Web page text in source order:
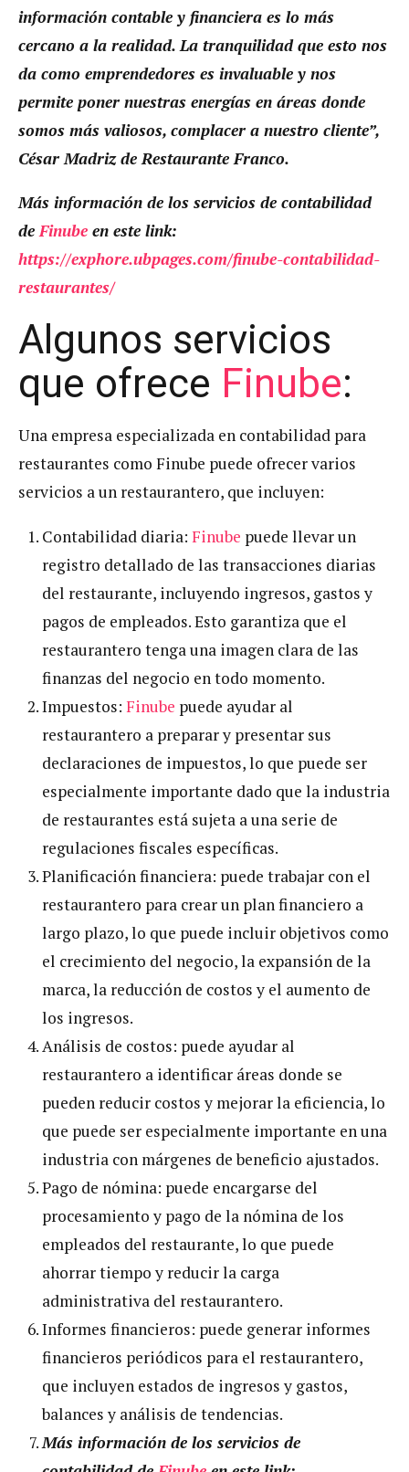
información contable y financiera es lo más
cercano a la realidad. La tranquilidad que esto nos
da como emprendedores es invaluable y nos
permite poner nuestras energías en áreas donde
somos más valiosos, complacer a nuestro cliente”,
César Madriz de Restaurante Franco.
Más información de los servicios de contabilidad
deFinube en este link:
https://exphore.ubpages.com/finube-contabilidad-
restaurantes/
Algunos servicios
que ofrece Finube:
Una empresa especializada en contabilidad para
restaurantes como Finube puede ofrecer varios
servicios a un restaurantero, que incluyen:
Contabilidad diaria:Finube puede llevar un
registro detallado de las transacciones diarias
del restaurante, incluyendo ingresos, gastos y
pagos de empleados. Esto garantiza que el
restaurantero tenga una imagen clara de las
finanzas del negocio en todo momento.
Impuestos:Finube puede ayudar al
restaurantero a preparar y presentar sus
declaraciones de impuestos, lo que puede ser
especialmente importante dado que la industria
de restaurantes está sujeta a una serie de
regulaciones fiscales específicas.
Planificación financiera: puede trabajar con el
restaurantero para crear un plan financiero a
largo plazo, lo que puede incluir objetivos como
el crecimiento del negocio, la expansión de la
marca, la reducción de costos y el aumento de
los ingresos.
Análisis de costos: puede ayudar al
restaurantero a identificar áreas donde se
pueden reducir costos y mejorar la eficiencia, lo
que puede ser especialmente importante en una
industria con márgenes de beneficio ajustados.
Pago de nómina: puede encargarse del
procesamiento y pago de la nómina de los
empleados del restaurante, lo que puede
ahorrar tiempo y reducir la carga
administrativa del restaurantero.
Informes financieros: puede generar informes
financieros periódicos para el restaurantero,
que incluyen estados de ingresos y gastos,
balances y análisis de tendencias.
Más información de los servicios de